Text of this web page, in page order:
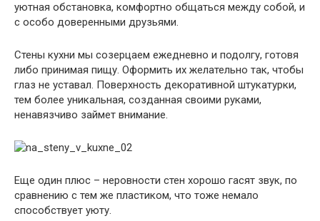
уютная обстановка, комфортно общаться между собой, и
с особо доверенными друзьями.
Стены кухни мы созерцаем ежедневно и подолгу, готовя
либо принимая пищу. Оформить их желательно так, чтобы
глаз не уставал. Поверхность декоративной штукатурки,
тем более уникальная, созданная своими руками,
ненавязчиво займет внимание.
Еще один плюс – неровности стен хорошо гасят звук, по
сравнению с тем же пластиком, что тоже немало
способствует уюту.